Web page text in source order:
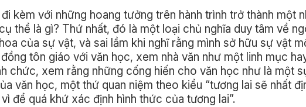
kèm với những hoang tưởng trên hành trình trở thành một
thể là gì? Thứ nhất, đó là một loại chủ nghĩa duy tâm về
của sự vật, và sai lầm khi nghĩ rằng mình sở hữu sự vật
tôn giáo với văn học, xem nhà văn như một linh mục
chức, xem rằng những cống hiến cho văn học như là một
văn học, một thứ quan niệm theo kiểu “tương lai sẽ nhất
để quá khứ xác định hình thức của tương lai”.